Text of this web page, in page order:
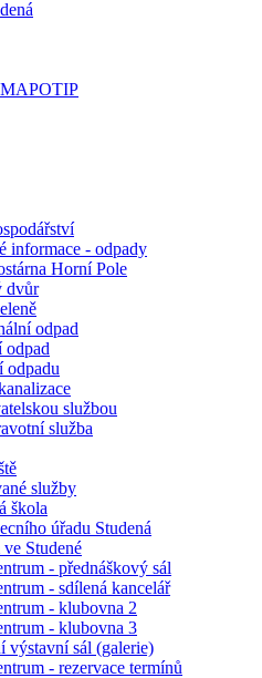
informace - odpady
Horní Pole
dvůr
odpad
odpad
odpadu
službou
služba
služby
škola
úřadu Studená
Studené
- přednáškový sál
- sdílená kancelář
- klubovna 2
- klubovna 3
výstavní sál (galerie)
- rezervace termínů